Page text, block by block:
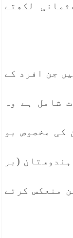
لکھتے
جن افرد کے
شامل ہے وہ
کی مخصوص بو
(بر
منعکس کرتے